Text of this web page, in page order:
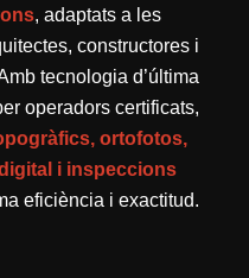
, adaptats a les
constructores i
tecnologia d’última
operadors certificats,
ortofotos,
i inspeccions
eficiència i exactitud.